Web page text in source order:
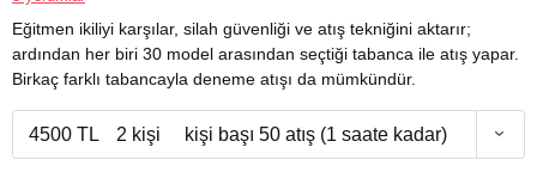
Eğitmen ikiliyi karşılar, silah güvenliği ve atış tekniğini aktarır;
ardından her biri 30 model arasından seçtiği tabanca ile atış yapar.
Birkaç farklı tabancayla deneme atışı da mümkündür.
4500 TL 2 kişi kişi başı 50 atış (1 saate kadar)